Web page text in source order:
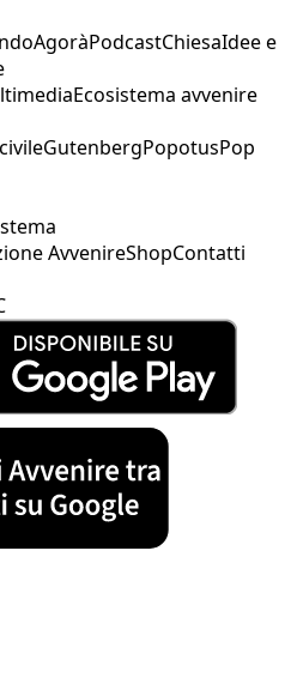
AgoràPodcastChiesaIdee e
Ecosistema avvenire
GutenbergPopotusPop
AvvenireShopContatti